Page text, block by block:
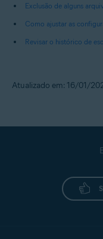
Exclusão de alguns
Como ajustar as
Revisar o histórico de
Atualizado em: 16/01/